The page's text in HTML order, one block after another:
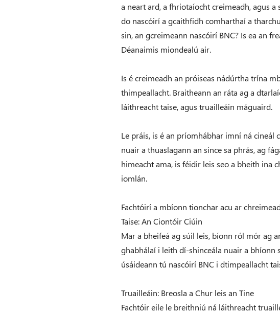
a neart ard, a fhriotaíocht creimeadh, agus
do nascóirí a gcaithfidh comharthaí a
sin, an gcreimeann nascóirí BNC? Is ea an
Déanaimis miondealú air.
Is é creimeadh an próiseas nádúrtha trína
thimpeallacht. Braitheann an ráta ag a
láithreacht taise, agus truailleáin máguaird.
Le práis, is é an príomhábhar imní ná cineál
nuair a thuaslagann an since sa phrás, ag
himeacht ama, is féidir leis seo a bheith ina
iomlán.
Fachtóirí a mbíonn tionchar acu ar
Taise: An Ciontóir Ciúin
Mar a bheifeá ag súil leis, bíonn ról mór ag
ghabhálaí i leith dí-shinceála nuair a bhíonn
úsáideann tú nascóirí BNC i dtimpeallacht
Truailleáin: Breosla a Chur leis an Tine
Fachtóir eile le breithniú ná láithreacht